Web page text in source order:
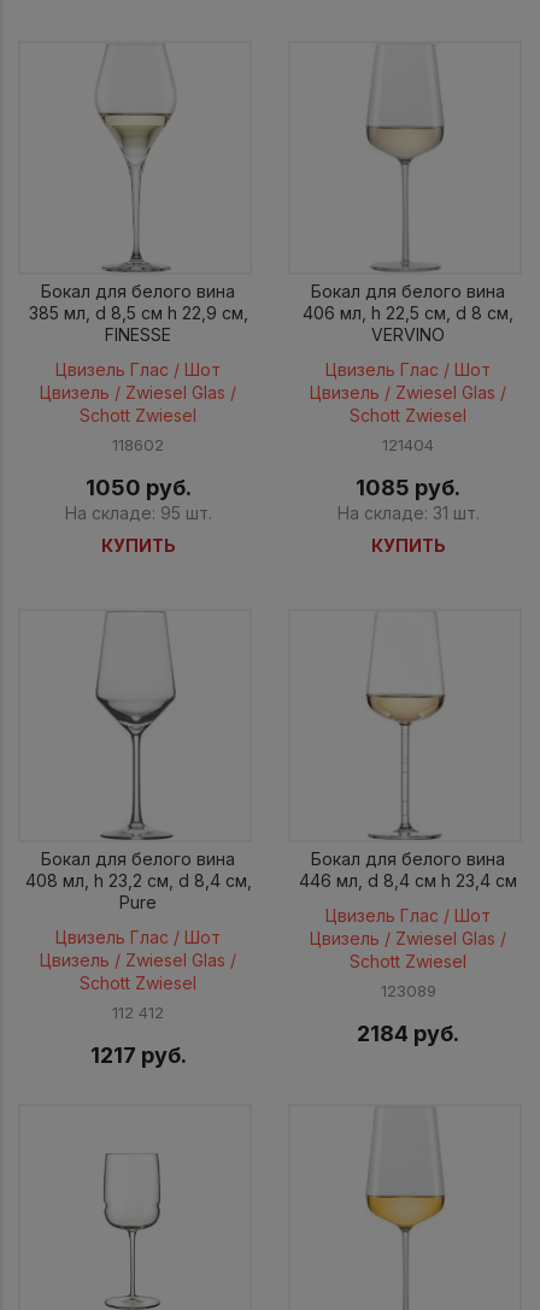
Бокал для белого вина
385 мл, d 8,5 см h 22,9 см,
FINESSE
Цвизель Глас / Шот
Цвизель / Zwiesel Glas /
Schott Zwiesel
118602
1050 руб.
На складе: 95 шт.
КУПИТЬ
Бокал для белого вина
406 мл, h 22,5 см, d 8 см,
VERVINO
Цвизель Глас / Шот
Цвизель / Zwiesel Glas /
Schott Zwiesel
121404
1085 руб.
На складе: 31 шт.
КУПИТЬ
Бокал для белого вина
408 мл, h 23,2 см, d 8,4 см,
Pure
Цвизель Глас / Шот
Цвизель / Zwiesel Glas /
Schott Zwiesel
112 412
1217 руб.
Бокал для белого вина
446 мл, d 8,4 см h 23,4 см
Цвизель Глас / Шот
Цвизель / Zwiesel Glas /
Schott Zwiesel
123089
2184 руб.